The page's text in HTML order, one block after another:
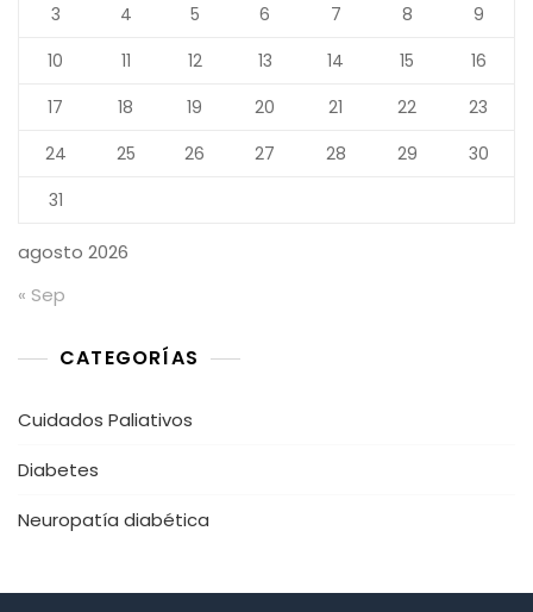
agosto 2026
3
4 5 6 7 8
9
10
11 12 13 14 15
16
17
18 19 20 21 22
23
24
25 26 27 28 29
30
31
« Sep
CATEGORÍAS
Cuidados Paliativos
Diabetes
Neuropatía diabética